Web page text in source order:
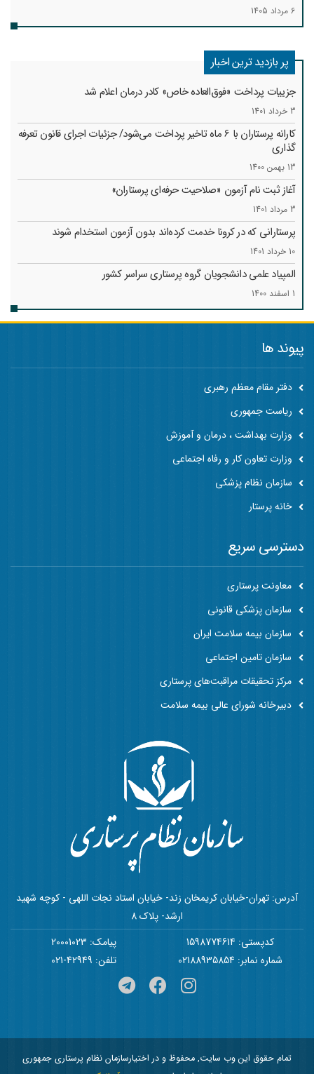
6 مرداد 1405
پر بازدید ترین اخبار
جزییات پرداخت «فوق‌العاده خاص» کادر درمان اعلام شد
3 خرداد 1401
کارانه‌ پرستاران با 6 ماه تاخیر پرداخت می‌شود/ جزئیات اجرای قانون تعرفه
گذاری
13 بهمن 1400
آغاز ثبت نام آزمون «صلاحیت حرفه‌ای پرستاران»
3 مرداد 1401
پرستارانی که در کرونا خدمت کرد‌ه‌اند بدون آزمون استخدام شوند
10 خرداد 1401
المپیاد علمی دانشجویان گروه پرستاری سراسر کشور
1 اسفند 1400
پیوند ها
دفتر مقام معظم رهبری
ریاست جمهوری
وزارت بهداشت ، درمان و آموزش
وزارت تعاون کار و رفاه اجتماعی
سازمان نظام پزشکی
خانه پرستار
آدرس: تهران-خیابان کریمخان زند- خیابان استاد نجات اللهی - کوچه شهید
ارشد- پلاک 8
کدپستی: 1598774614
پیامک: 20001023
شماره نمابر: 02188935854
تلفن: 42949-021
دسترسی سریع
معاونت پرستاری
سازمان پزشکی قانونی
سازمان بیمه سلامت ایران
سازمان تامین اجتماعی
مرکز تحقیقات مراقبت‌های پرستاری
دبیرخانه شورای عالی بیمه سلامت
تمام حقوق این وب سایت, محفوظ و در اختیارسازمان نظام پرستاری جمهوری